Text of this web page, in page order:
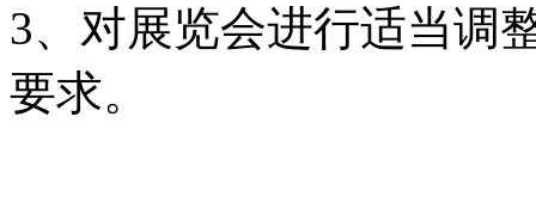
3、对展览会进行适当调
要求。